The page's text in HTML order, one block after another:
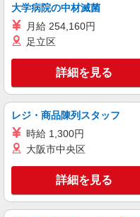
高齢者向
務先から
未経
る） 経験
日）＝31万6800円 ◆昇給
払い/週払
時にご相
当社規定
「太宰府
◆JR鹿児島本線
多数勤務
派遣社員
株式会社kotrio /●FK-H-2012217
太宰府
料住宅の
時給
通費全支
大学病院の中材滅菌
月給 254,160円
足立区
詳細を見る
レジ・商品陳列スタッフ
時給 1,300円
大阪市中央区
詳細を見る